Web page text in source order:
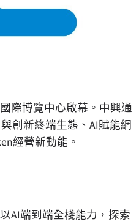
際博覽中心啟幕。中興通
創新終端生態、AI賦能網
經營新動能。
AI端到端全棧能力，探索